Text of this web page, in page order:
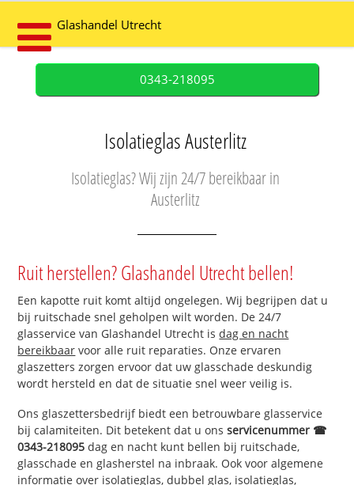
Glashandel Utrecht
0343-218095
Isolatieglas Austerlitz
Isolatieglas? Wij zijn 24/7 bereikbaar in
Austerlitz
Ruit herstellen? Glashandel Utrecht bellen!
Een kapotte ruit komt altijd ongelegen. Wij begrijpen dat u
bij ruitschade snel geholpen wilt worden. De 24/7
glasservice van Glashandel Utrecht isdag en nacht
bereikbaar voor alle ruit reparaties. Onze ervaren
glaszetters zorgen ervoor dat uw glasschade deskundig
wordt hersteld en dat de situatie snel weer veilig is.
Ons glaszettersbedrijf biedt een betrouwbare glasservice
bij calamiteiten. Dit betekent dat u onsservicenummer ☎
0343-218095 dag en nacht kunt bellen bij ruitschade,
glasschade en glasherstel na inbraak. Ook voor algemene
informatie over isolatieglas, dubbel glas, isolatieglas,